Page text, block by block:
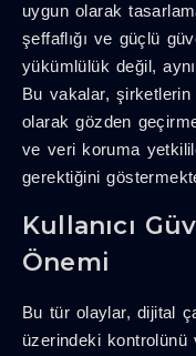
uygun olarak
şeffaflığı ve güçlü
yükümlülük değil,
Bu vakalar,
olarak gözden
ve veri koruma
gerektiğini
Kullanıcı
Önemi
Bu tür olaylar, dijital
üzerindeki